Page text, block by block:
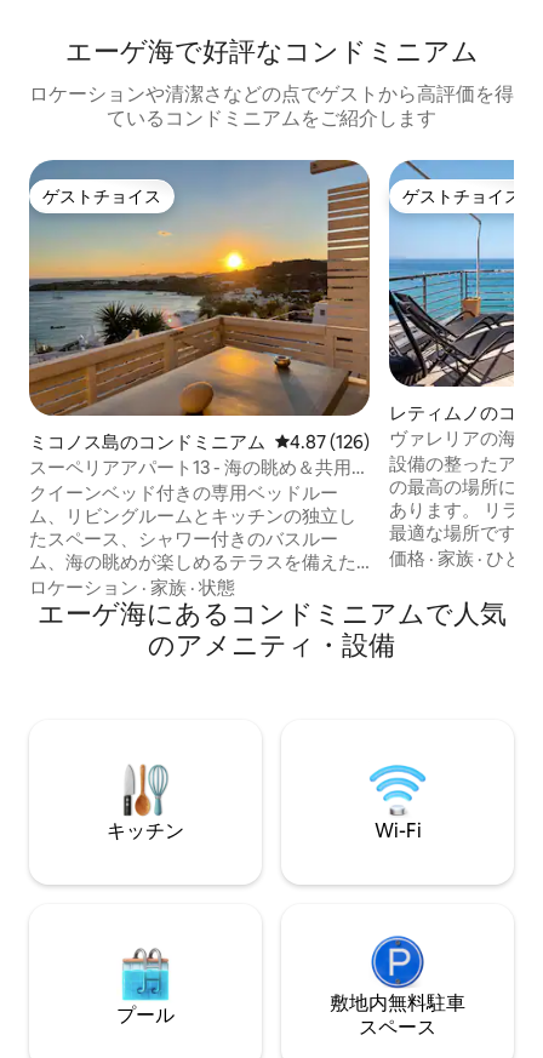
エーゲ海で好評なコンドミニアム
ロケーションや清潔さなどの点でゲストから高評価を得
ているコンドミニアムをご紹介します
ゲストチョイス
ゲストチョイス
ミコノス島のコンドミニアム レビュー126件、5つ星中4.87つ
4.87 (126)
スーペリアアパート13 - 海の眺め＆共用プ
ール、バー、ジム
クイーンベッド付きの専用ベッドルー
ム、リビングルームとキッチンの独立し
たスペース、シャワー付きのバスルー
ム、海の眺めが楽しめるテラスを備えた
アパートです。 アパート複合施設内にあ
ります。共用プール、カフェバー、屋外
ミニジム、駐車場、パラダイスビーチま
で徒歩4分（バス停、水上タクシー、ミニ
グに表示されている追加/詳細なハウスル
ールのセクション）。
ロケーション · 家族 · 状態
ゲストチョイス
ゲストチョイス
レティムノのコン
ヴァレリアの海を
設備の整ったアパ
の最高の場所にあ
あります。 リラックスしてくつろぐのに
最適な場所です。
ットや地元のアト
ります。 完璧な滞在に必要なものがすべ
て揃った自炊ア
は冷蔵庫、コンロ
価格 ·家族 ·ひと
エーゲ海にあるコンドミニアムで人気
のアメニティ・設備
キッチン Wi-Fi
プール
敷地内無料駐⁠車
ス⁠ペ⁠ー⁠ス